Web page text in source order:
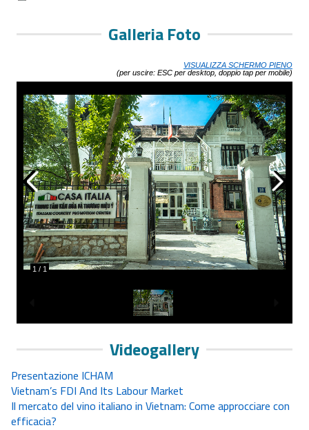
Galleria Foto
VISUALIZZA SCHERMO PIENO
(per uscire: ESC per desktop, doppio tap per mobile)
1 / 1
Videogallery
Presentazione ICHAM
Vietnam’s FDI And Its Labour Market
Il mercato del vino italiano in Vietnam: Come approcciare con
efficacia?